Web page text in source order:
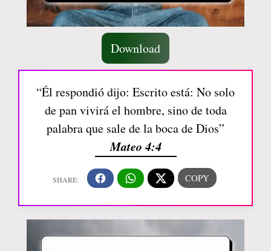
Download
“Él respondió dijo: Escrito está: No solo
de pan vivirá el hombre, sino de toda
palabra que sale de la boca de Dios”
Mateo 4:4